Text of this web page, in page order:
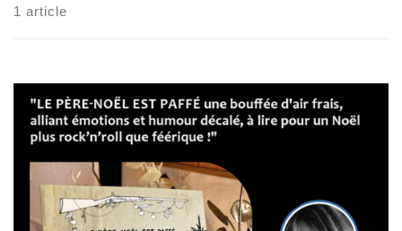
1 article